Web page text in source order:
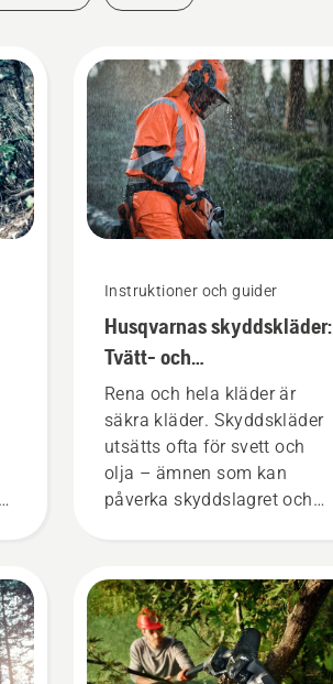
Instruktioner och guider
Husqvarnas skyddskläder:
Tvätt- och
reparationsguider
Rena och hela kläder är
säkra kläder. Skyddskläder
utsätts ofta för svett och
olja – ämnen som kan
påverka skyddslagret och